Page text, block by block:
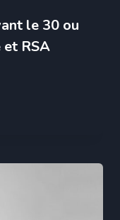
le 30 ou
RSA